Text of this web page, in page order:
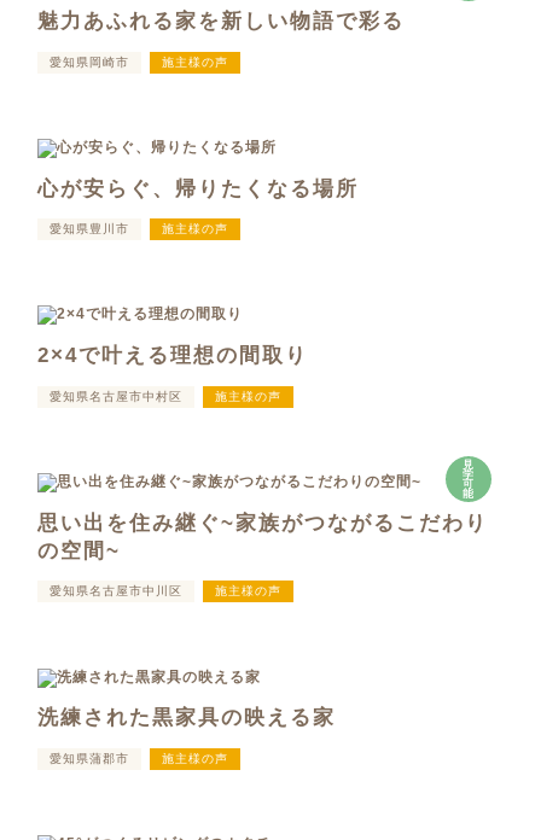
魅力あふれる家を新しい物語で彩る
愛知県岡崎市 施主様の声
心が安らぐ、帰りたくなる場所
愛知県豊川市 施主様の声
2×4で叶える理想の間取り
愛知県名古屋市中村区 施主様の声
見
学
可
能
思い出を住み継ぐ~家族がつながるこだわり
の空間~
愛知県名古屋市中川区 施主様の声
洗練された黒家具の映える家
愛知県蒲郡市 施主様の声